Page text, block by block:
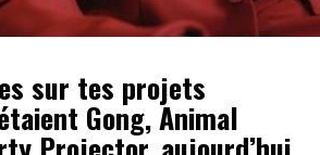
sur tes projets
Gong, Animal